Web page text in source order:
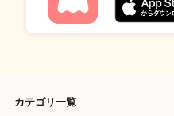
カテゴリ一覧